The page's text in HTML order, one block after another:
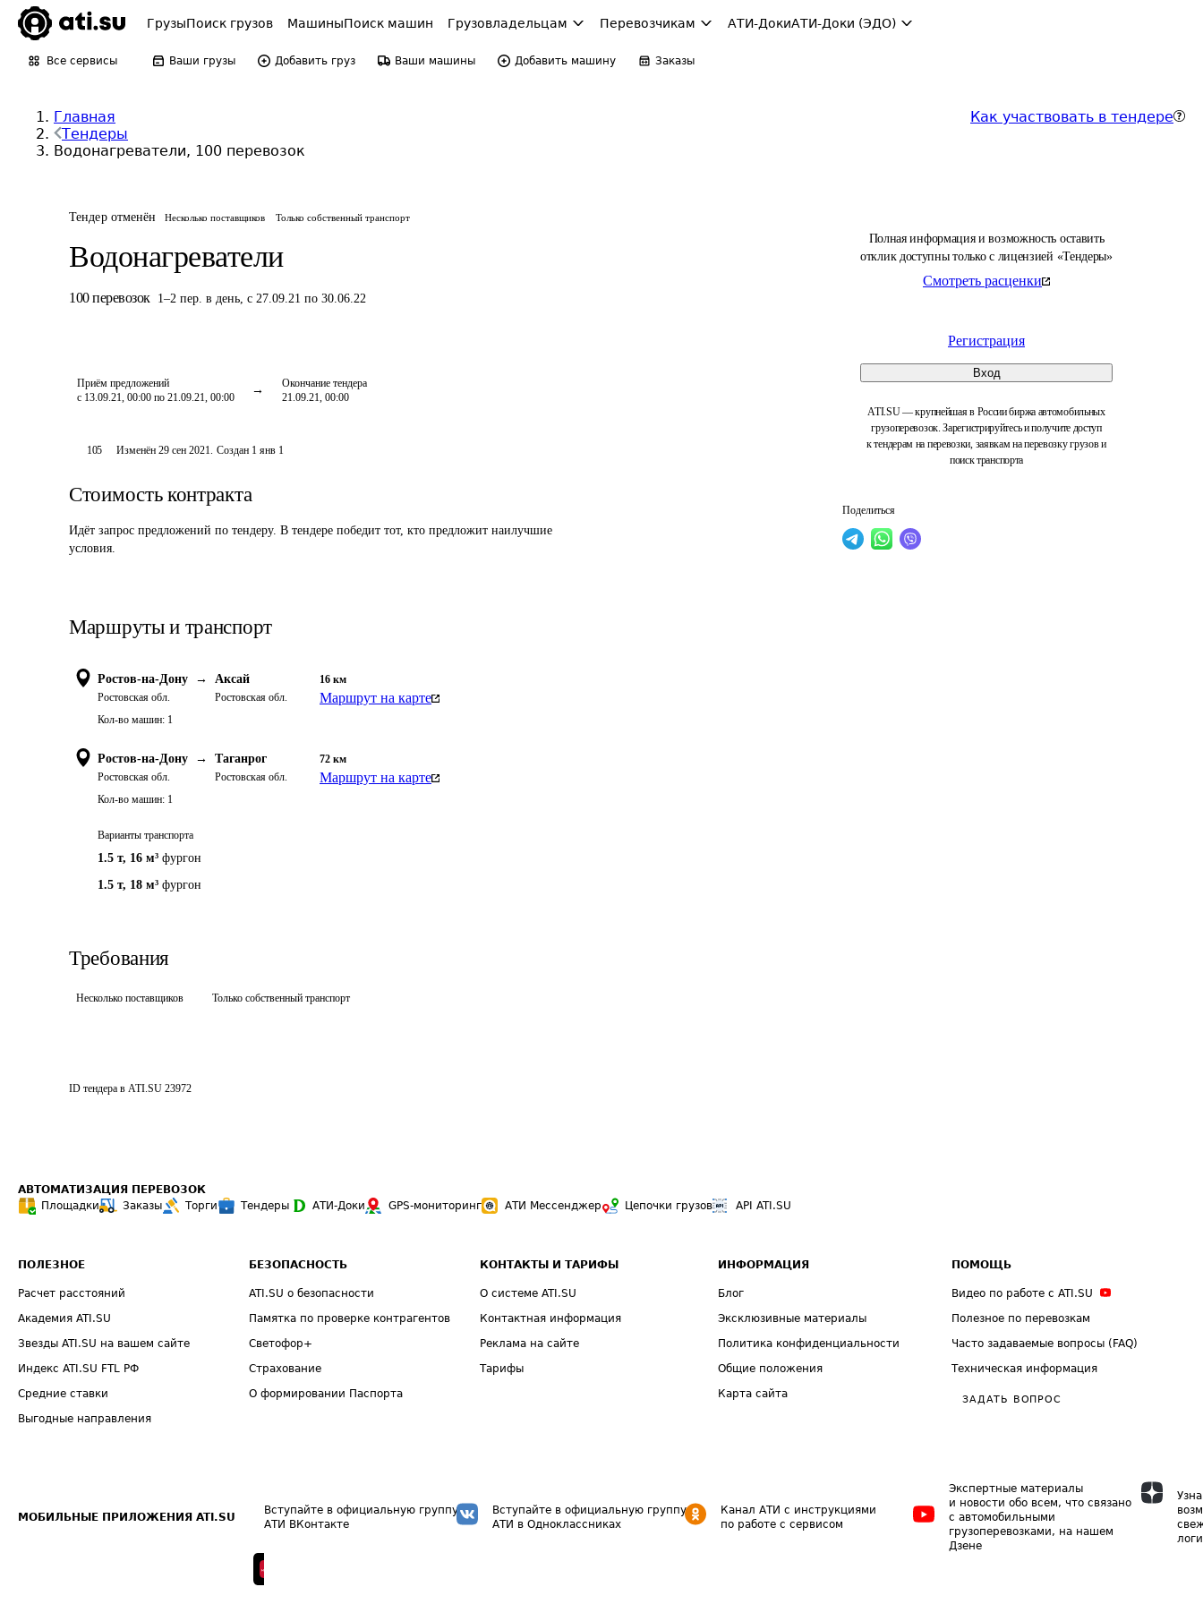
ГрузыПоиск грузов МашиныПоиск машин Грузовладельцам Перевозчикам АТИ-ДокиАТИ-Доки (ЭДО)
Все сервисы Ваши грузы Добавить груз Ваши машины Добавить машину Заказы
Главная
Тендеры
Водонагреватели, 100 перевозок
Как участвовать в тендере
Тендер отменён Несколько поставщиков Только собственный транспорт
Водонагреватели
100 перевозок 1–2 пер. в день, с 27.09.21 по 30.06.22
Приём предложений
с 13.09.21, 00:00 по 21.09.21, 00:00
Окончание тендера
21.09.21, 00:00
Полная информация и возможность оставить
отклик доступны только с лицензией «Тендеры»
Смотреть расценки
Регистрация
Вход
ATI.SU — крупнейшая в России биржа автомобильных
грузоперевозок. Зарегистрируйтесь и получите доступ
к тендерам на перевозки, заявкам на перевозку грузов и
поиск транспорта
Поделиться
105 Изменён29 сен 2021. Создан 1 янв 1
Стоимость контракта
Идёт запрос предложений по тендеру. В тендере победит тот, кто предложит наилучшие
условия.
Маршруты и транспорт
Ростов-на-Дону →
Ростовская обл.
Аксай
Ростовская обл.
16 км
Маршрут на карте
Кол-во машин: 1
Ростов-на-Дону →
Ростовская обл.
Таганрог
Ростовская обл.
72 км
Маршрут на карте
Кол-во машин: 1
Варианты транспорта
1.5 т, 16 м³ фургон
1.5 т, 18 м³ фургон
Требования
Несколько поставщиков Только собственный транспорт
ID тендера в ATI.SU 23972
АВТОМАТИЗАЦИЯ ПЕРЕВОЗОК
Площадки
Заказы Торги Тендеры АТИ-Доки GPS-мониторинг АТИ Мессенджер Цепочки грузов API ATI.SU
ПОЛЕЗНОЕ
Расчет расстояний
Академия ATI.SU
Звезды ATI.SU на вашем сайте
Индекс ATI.SU FTL РФ
Средние ставки
Выгодные направления
БЕЗОПАСНОСТЬ
ATI.SU о безопасности
Памятка по проверке контрагентов
Светофор+
Страхование
О формировании Паспорта
КОНТАКТЫ И ТАРИФЫ
О системе ATI.SU
Контактная информация
Реклама на сайте
Тарифы
ИНФОРМАЦИЯ
Блог
Эксклюзивные материалы
Политика конфиденциальности
Общие положения
Карта сайта
ПОМОЩЬ
Видео по работе с ATI.SU
Полезное по перевозкам
Часто задаваемые вопросы (FAQ)
Техническая информация
ЗАДАТЬ ВОПРОС
МОБИЛЬНЫЕ ПРИЛОЖЕНИЯ ATI.SU
Вступайте в официальную группу
АТИ ВКонтакте
Вступайте в официальную группу
АТИ в Одноклассниках
Канал АТИ с инструкциями
по работе с сервисом
Экспертные материалы
и новости обо всем, что связано
с автомобильными
грузоперевозками, на нашем
Дзене